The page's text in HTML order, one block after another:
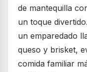
de mantequilla
un toque
un emparedado
queso y brisket,
comida familiar